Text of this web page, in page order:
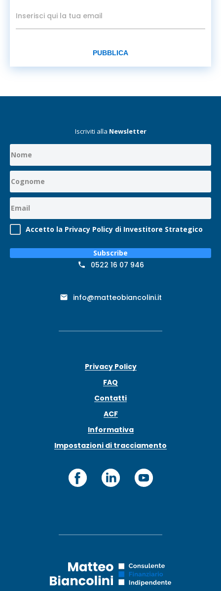
PUBBLICA
Privacy Policy
FAQ
Contatti
ACF
Informativa
Impostazioni di tracciamento
Iscriviti alla Newsletter
Accetto la Privacy Policy di Investitore Strategico
Subscribe
0522 16 07 946
info@matteobiancolini.it